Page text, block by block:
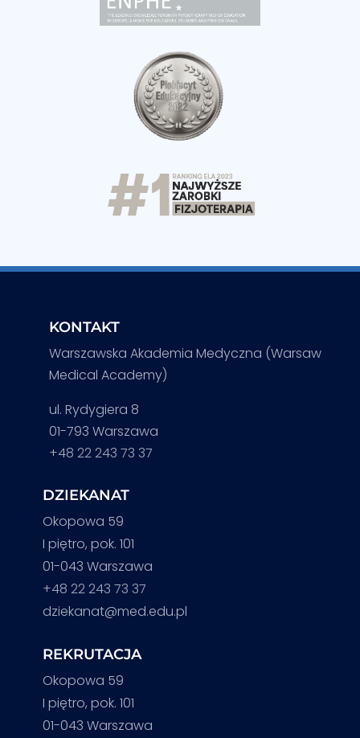
KONTAKT
Warszawska Akademia Medyczna (Warsaw
Medical Academy)
ul. Rydygiera 8
01-793 Warszawa
+48 22 243 73 37
DZIEKANAT
Okopowa 59
I piętro, pok. 101
01-043 Warszawa
+48 22 243 73 37
dziekanat@med.edu.pl
REKRUTACJA
Okopowa 59
I piętro, pok. 101
01-043 Warszawa